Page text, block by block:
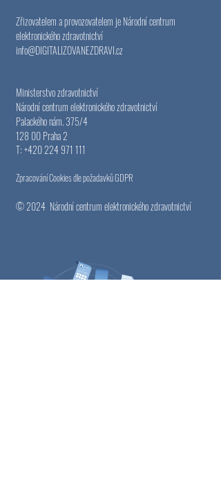
Zřizovatelem a provozovatelem je Národní centrum
elektronického zdravotnictví
info@DIGITALIZOVANEZDRAVI.cz
Ministerstvo zdravotnictví
Národní centrum elektronického zdravotnictví
Palackého nám. 375/4
128 00 Praha 2
T:+420 224 971 111
Zpracování Cookies dle požadavků GDPR
© 2024 Národní centrum elektronického zdravotnictví